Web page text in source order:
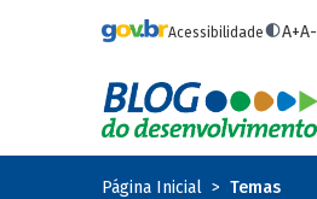
Acessibilidade A+A-
Página Inicial Temas